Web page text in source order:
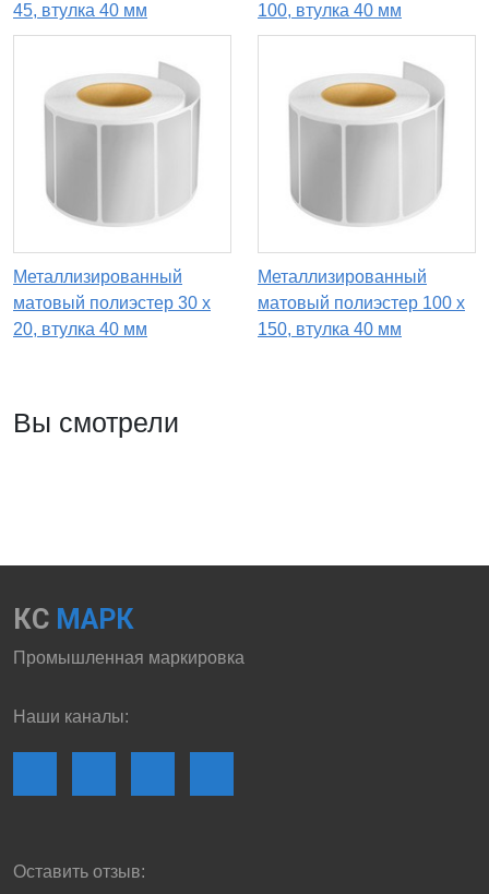
45, втулка 40 мм
100, втулка 40 мм
Металлизированный
матовый полиэстер 30 x
20, втулка 40 мм
Металлизированный
матовый полиэстер 100 x
150, втулка 40 мм
Вы смотрели
КС МАРК
Промышленная маркировка
Наши каналы:
Оставить отзыв: